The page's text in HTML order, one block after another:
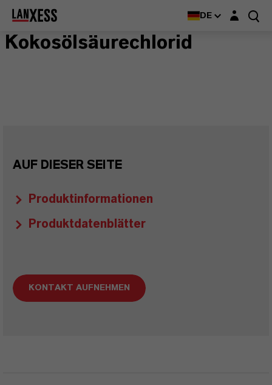
DE Login-Maske
Kokosölsäurechlorid
AUF DIESER SEITE
Produktinformationen
Produktdatenblätter
KONTAKT AUFNEHMEN